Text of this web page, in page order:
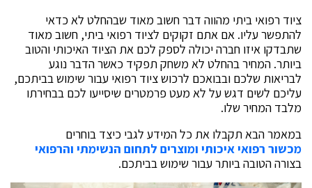
ציוד רפואי ביתי מהווה דבר חשוב מאוד שבהחלט לא כדאי
להתפשר עליו. אם אתם זקוקים לציוד רפואי ביתי, חשוב מאוד
שתבדקו איזו חברה יכולה לספק לכם את הציוד האיכותי והטוב
ביותר. המחיר בהחלט לא משחק תפקיד כאשר הדבר נוגע
לבריאות שלכם ובבואכם לרכוש ציוד רפואי עבור שימוש בביתכם,
עליכם לשים דגש על לא מעט פרמטרים שיסייעו לכם בבחירתו
מלבד המחיר שלו.
במאמר הבא תקבלו את כל המידע לגבי כיצד בוחרים
מכשור רפואי איכותי ומוצרים לתחום הנשימתי והרפואי
בצורה הטובה ביותר עבור שימוש בביתכם.